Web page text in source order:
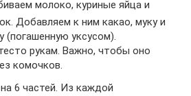
молоко, куриные яйца и
Добавляем к ним какао, муку и
уксусом).
рукам. Важно, чтобы оно
комочков.
6 частей. Из каждой